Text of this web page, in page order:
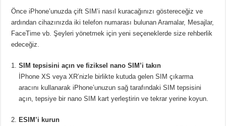
Önce iPhone’unuzda çift SIM’i nasıl kuracağınızı göstereceğiz ve
ardından cihazınızda iki telefon numarası bulunan Aramalar, Mesajlar,
FaceTime vb. Şeyleri yönetmek için yeni seçeneklerde size rehberlik
edeceğiz.
SIM tepsisini açın ve fiziksel nano SIM’i takın
İPhone XS veya XR’nizle birlikte kutuda gelen SIM çıkarma
aracını kullanarak iPhone’unuzun sağ tarafındaki SIM tepsisini
açın, tepsiye bir nano SIM kart yerleştirin ve tekrar yerine koyun.
ESIM’i kurun